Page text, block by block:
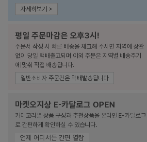
자세히보기 >
평일 주문마감은 오후3시!
주문서 작성 시 빠른 배송을 체크해 주시면 지역에 상관
없이 당일 택배출고되며 이외 주문은 지역별 배송주기
에 맞춰 직접 배송됩니다.
일반소비자 주문건은 택배발송됩니다
마켓오지상 E-카달로그 OPEN
카테고리별 상품 구성과 추천상품을 온라인 E-카달로그
로 간편하게 확인하실 수 있습니다.
언제 어디서든 간편 열람